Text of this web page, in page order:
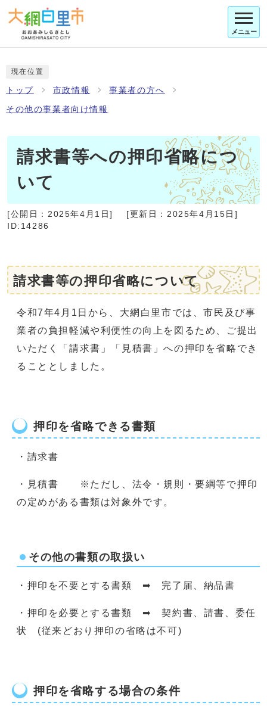
メニュー
現在位置
トップ 市政情報 事業者の方へ
その他の事業者向け情報
請求書等への押印省略につ
いて
[公開日： 2025年4月1日] [更新日： 2025年4月15日]
ID:14286
請求書等の押印省略について
令和7年4月1日から、大網白里市では、市民及び事
業者の負担軽減や利便性の向上を図るため、ご提出
いただく「請求書」「見積書」への押印を省略でき
ることとしました。
押印を省略できる書類
・請求書
・見積書 ※ただし、法令・規則・要綱等で押印
の定めがある書類は対象外です。
その他の書類の取扱い
・押印を不要とする書類 ➡ 完了届、納品書
・押印を必要とする書類 ➡ 契約書、請書、委任
状 (従来どおり押印の省略は不可)
押印を省略する場合の条件